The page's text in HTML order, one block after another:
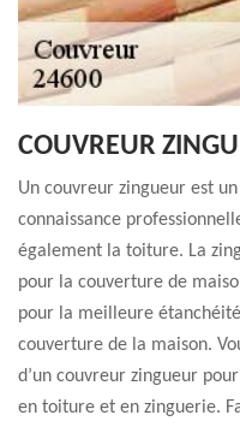
COUVREUR
Un couvreur zingueur est
connaissance
également la toiture. La
pour la couverture de
pour la meilleure
couverture de la maison.
d’un couvreur zingueur
en toiture et en zinguerie.